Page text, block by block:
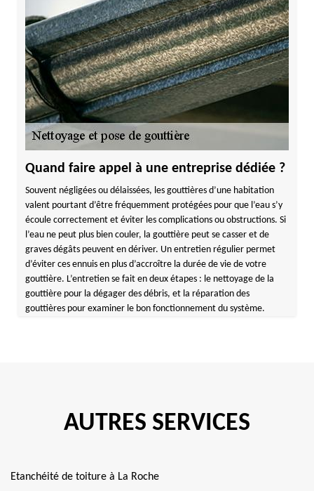
Quand faire appel à une entreprise dédiée ?
Souvent négligées ou délaissées, les gouttières d’une habitation
valent pourtant d’être fréquemment protégées pour que l’eau s’y
écoule correctement et éviter les complications ou obstructions. Si
l’eau ne peut plus bien couler, la gouttière peut se casser et de
graves dégâts peuvent en dériver. Un entretien régulier permet
d’éviter ces ennuis en plus d’accroître la durée de vie de votre
gouttière. L’entretien se fait en deux étapes : le nettoyage de la
gouttière pour la dégager des débris, et la réparation des
gouttières pour examiner le bon fonctionnement du système.
AUTRES SERVICES
Etanchéité de toiture à La Roche